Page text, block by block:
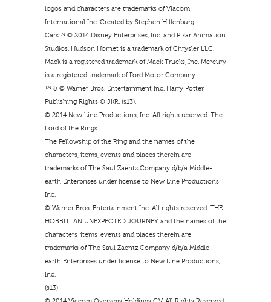
logos and characters are trademarks of Viacom
International Inc. Created by Stephen Hillenburg.
Cars™ © 2014 Disney Enterprises, Inc. and Pixar Animation
Studios. Hudson Hornet is a trademark of Chrysler LLC.
Mack is a registered trademark of Mack Trucks, Inc. Mercury
is a registered trademark of Ford Motor Company.
™ & © Warner Bros. Entertainment Inc. Harry Potter
Publishing Rights © JKR. (s13).
© 2014 New Line Productions, Inc. All rights reserved. The
Lord of the Rings:
The Fellowship of the Ring and the names of the
characters, items, events and places therein are
trademarks of The Saul Zaentz Company d/b/a Middle-
earth Enterprises under license to New Line Productions,
Inc.
© Warner Bros. Entertainment Inc. All rights reserved. THE
HOBBIT: AN UNEXPECTED JOURNEY and the names of the
characters, items, events and places therein are
trademarks of The Saul Zaentz Company d/b/a Middle-
earth Enterprises under license to New Line Productions,
Inc.
(s13)